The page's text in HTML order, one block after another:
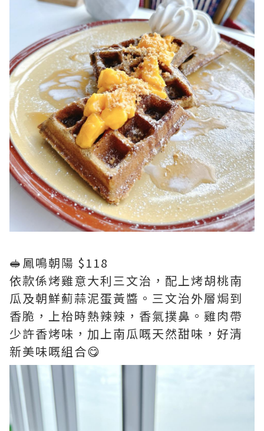
🥪鳳鳴朝陽 $118
依款係烤雞意大利三文治，配上烤胡桃南
瓜及朝鮮薊蒜泥蛋黃醬。三文治外層焗到
香脆，上枱時熱辣辣，香氣撲鼻。雞肉帶
少許香烤味，加上南瓜嘅天然甜味，好清
新美味嘅組合😋